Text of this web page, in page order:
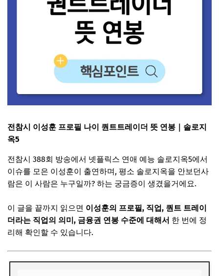
전참시 이성훈 프로필 나이 퀀트트레이더 뜻 연봉｜솔로지
옥5
전참시 388회 방송에서 넷플릭스 연애 예능 솔로지옥5에서
이슈를 모은 이성훈이 출연하며, 평소 솔로지옥을 안보던사
람은 이 사람은 누구일까? 하는 궁금증이 생겼을거에요.
이 글을 끝까지 읽으면 이성훈의 프로필, 직업, 퀀트 트레이
더라는 직업의 의미, 금융권 연봉 수준에 대해서 한 번에 정
리해 확인할 수 있습니다.